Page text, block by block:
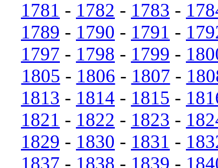
1781 - 1782 - 1783 -
1789 - 1790 - 1791 -
1797 - 1798 - 1799 -
1805 - 1806 - 1807 -
1813 - 1814 - 1815 -
1821 - 1822 - 1823 -
1829 - 1830 - 1831 -
1837 - 1838 - 1839 -